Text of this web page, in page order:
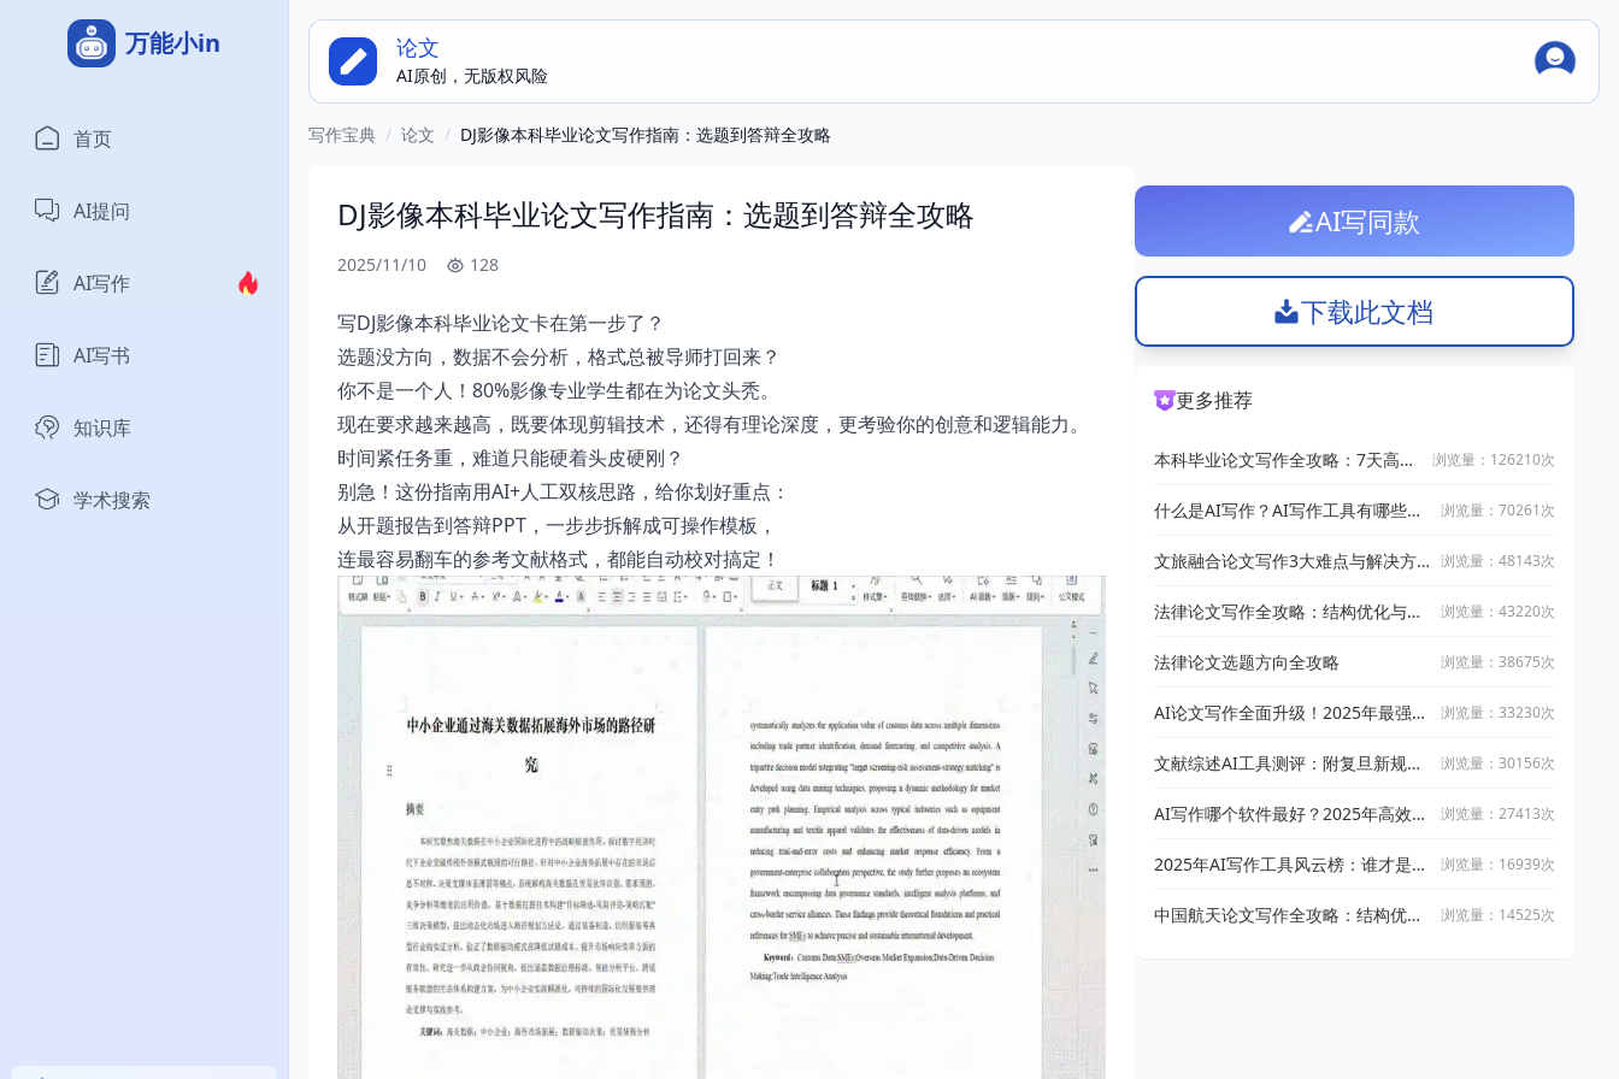
万能小in
首页
AI提问
AI写作
AI写书
知识库
学术搜索
论文
AI原创，无版权风险
写作宝典 / 论文 / DJ影像本科毕业论文写作指南：选题到答辩全攻略
DJ影像本科毕业论文写作指南：选题到答辩全攻略
2025/11/10 128
写DJ影像本科毕业论文卡在第一步了？
选题没方向，数据不会分析，格式总被导师打回来？
你不是一个人！80%影像专业学生都在为论文头秃。
现在要求越来越高，既要体现剪辑技术，还得有理论深度，更考验你的创意和逻辑能力。
时间紧任务重，难道只能硬着头皮硬刚？
别急！这份指南用AI+人工双核思路，给你划好重点：
从开题报告到答辩PPT，一步步拆解成可操作模板，
连最容易翻车的参考文献格式，都能自动校对搞定！
AI写同款
下载此文档
更多推荐
本科毕业论文写作全攻略：7天高效
浏览量：126210次
什么是AI写作？AI写作工具有哪些？
浏览量：70261次
文旅融合论文写作3大难点与解决方
浏览量：48143次
法律论文写作全攻略：结构优化与文
浏览量：43220次
法律论文选题方向全攻略 浏览量：38675次
AI论文写作全面升级！2025年最强写
稿
浏览量：33230次
文献综述AI工具测评：附复旦新规下
浏览量：30156次
AI写作哪个软件最好？2025年高效智
浏览量：27413次
2025年AI写作工具风云榜：谁才是真
浏览量：16939次
中国航天论文写作全攻略：结构优化
浏览量：14525次